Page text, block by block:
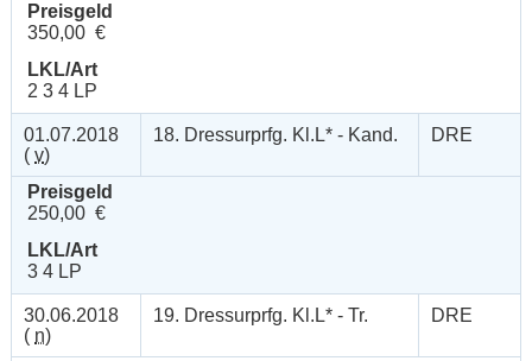
Preisgeld
350,00 €
LKL/Art
2 3 4 LP
01.07.2018
( v)
18. Dressurprfg. Kl.L* - Kand. DRE
Preisgeld
250,00 €
LKL/Art
3 4 LP
30.06.2018
( n)
19. Dressurprfg. Kl.L* - Tr. DRE